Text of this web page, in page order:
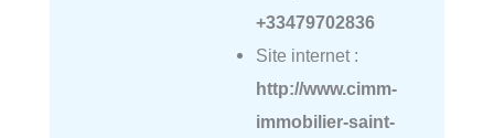
+33479702836
Site internet :
http://www.cimm-
immobilier-saint-